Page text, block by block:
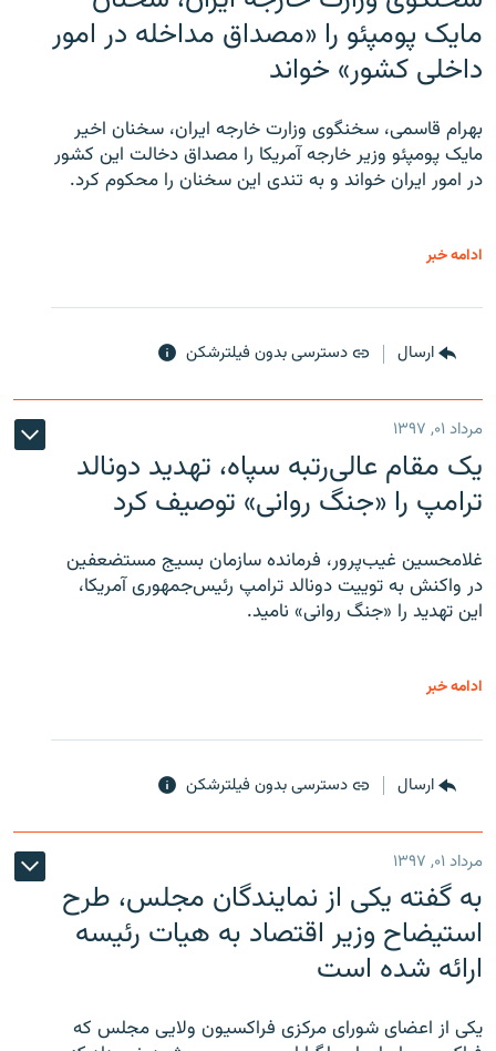
مایک پومپئو را «مصداق مداخله در امور
داخلی کشور» خواند
بهرام قاسمی، سخنگوی وزارت خارجه ایران، سخنان اخیر
مایک پومپئو وزیر خارجه آمریکا را مصداق دخالت این کشور
در امور ایران خواند و به تندی این سخنان را محکوم کرد.
ادامه خبر
ارسال دسترسی بدون فیلترشکن
مرداد ۰۱, ۱۳۹۷
یک مقام عالی‌رتبه سپاه، تهدید دونالد
ترامپ را «جنگ روانی» توصیف کرد
غلامحسین غیب‌پرور، فرمانده سازمان بسیج مستضعفین
در واکنش به توییت دونالد ترامپ رئیس‌جمهوری آمریکا،
این تهدید را «جنگ روانی» نامید.
ادامه خبر
ارسال دسترسی بدون فیلترشکن
مرداد ۰۱, ۱۳۹۷
به گفته یکی از نمایندگان مجلس، طرح
استیضاح وزیر اقتصاد به هیات رئیسه
ارائه شده است
یکی از اعضای شورای مرکزی فراکسیون ولایی مجلس که